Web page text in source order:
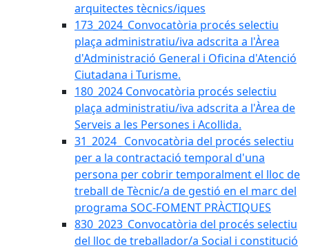
arquitectes tècnics/iques
173_2024_Convocatòria procés selectiu
plaça administratiu/iva adscrita a l'Àrea
d'Administració General i Oficina d'Atenció
Ciutadana i Turisme.
180_2024 Convocatòria procés selectiu
plaça administratiu/iva adscrita a l'Àrea de
Serveis a les Persones i Acollida.
31_2024_ Convocatòria del procés selectiu
per a la contractació temporal d'una
persona per cobrir temporalment el lloc de
treball de Tècnic/a de gestió en el marc del
programa SOC-FOMENT PRÀCTIQUES
830_2023_Convocatòria del procés selectiu
del lloc de treballador/a Social i constitució